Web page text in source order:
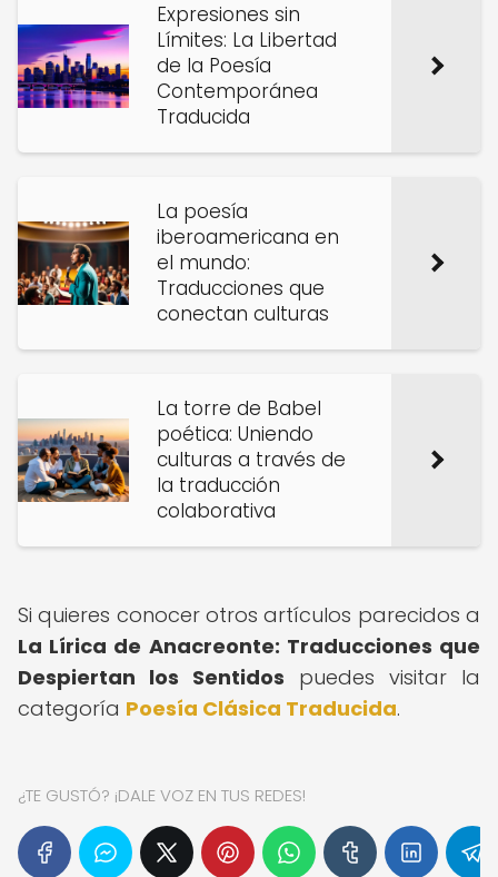
Expresiones sin
Límites: La Libertad
de la Poesía
Contemporánea
Traducida
La poesía
iberoamericana en
el mundo:
Traducciones que
conectan culturas
La torre de Babel
poética: Uniendo
culturas a través de
la traducción
colaborativa
Si quieres conocer otros artículos parecidos a
La Lírica de Anacreonte: Traducciones que
Despiertan los Sentidos puedes visitar la
categoría Poesía Clásica Traducida.
¿TE GUSTÓ? ¡DALE VOZ EN TUS REDES!